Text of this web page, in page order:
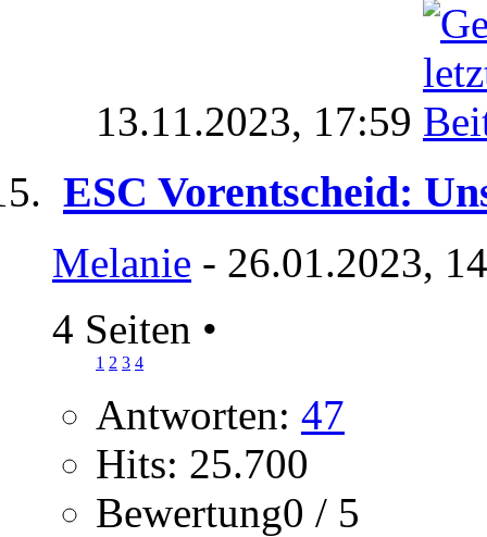
13.11.2023, 17:59
ESC Vorentscheid:
Melanie - 26.01.2023,
4 Seiten •
1 2 3 4
Antworten: 47
Hits: 25.700
Bewertung0 / 5